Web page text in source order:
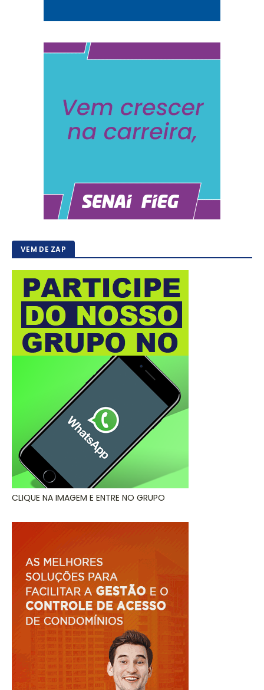
VEM DE ZAP
CLIQUE NA IMAGEM E ENTRE NO GRUPO